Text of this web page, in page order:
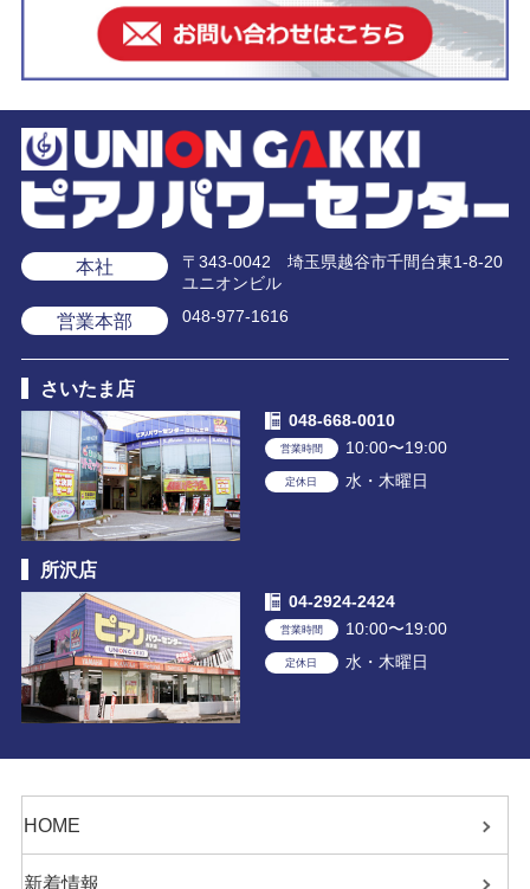
本社
〒343-0042 埼玉県越谷市千間台東1-8-20
ユニオンビル
営業本部 048-977-1616
さいたま店
048-668-0010
営業時間 10:00〜19:00
定休日 水・木曜日
所沢店
04-2924-2424
営業時間 10:00〜19:00
定休日 水・木曜日
HOME
新着情報